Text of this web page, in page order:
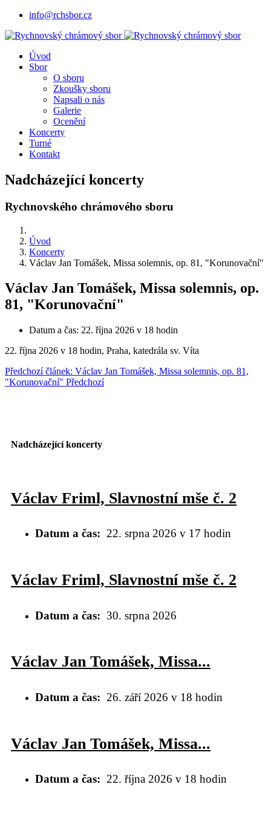
info@rchsbor.cz
Úvod
Sbor
O sboru
Zkoušky sboru
Napsali o nás
Galerie
Ocenění
Koncerty
Turné
Kontakt
Nadcházející koncerty
Rychnovského chrámového sboru
Úvod
Koncerty
Václav Jan Tomášek, Missa solemnis, op. 81, "Korunovační"
Václav Jan Tomášek, Missa solemnis, op.
81, "Korunovační"
Datum a čas: 22. října 2026 v 18 hodin
22. října 2026 v 18 hodin, Praha, katedrála sv. Víta
Předchozí článek: Václav Jan Tomášek, Missa solemnis, op. 81,
"Korunovační" Předchozí
Nadcházející koncerty
Václav Friml, Slavnostní mše č. 2
Datum a čas 22. srpna 2026 v 17 hodin
Václav Friml, Slavnostní mše č. 2
Datum a čas 30. srpna 2026
Václav Jan Tomášek, Missa...
Datum a čas 26. září 2026 v 18 hodin
Václav Jan Tomášek, Missa...
Datum a čas 22. října 2026 v 18 hodin